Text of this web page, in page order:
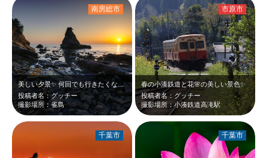
美しい夕景✨️ 何回でも行きたくなる素敵なスポットです😆
投稿者名：グッチー
撮影場所：雀島
南房総市
春の小湊鉄道と花🌸の美しい景色✨
投稿者名：グッチー
撮影場所：小湊鉄道高滝駅
市原市
千葉市 千葉市